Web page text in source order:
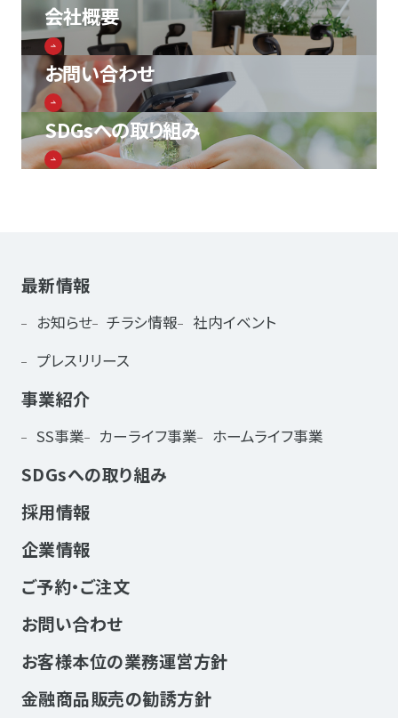
会社概要
お問い合わせ
SDGsへの取り組み
最新情報
お知らせ チラシ情報
社内イベント
プレスリリース
事業紹介
SS事業 カーライフ事業 ホームライフ事業
SDGsへの取り組み
採用情報
企業情報
ご予約・ご注文
お問い合わせ
お客様本位の業務運営方針
金融商品販売の勧誘方針